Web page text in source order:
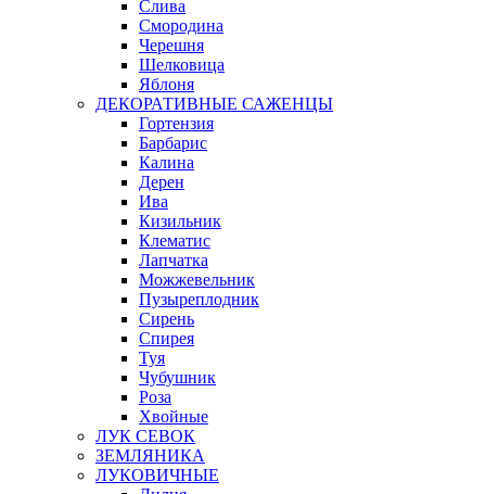
Слива
Смородина
Черешня
Шелковица
Яблоня
ДЕКОРАТИВНЫЕ САЖЕНЦЫ
Гортензия
Барбарис
Калина
Дерен
Ива
Кизильник
Клематис
Лапчатка
Можжевельник
Пузыреплодник
Сирень
Спирея
Туя
Чубушник
Роза
Хвойные
ЛУК СЕВОК
ЗЕМЛЯНИКА
ЛУКОВИЧНЫЕ